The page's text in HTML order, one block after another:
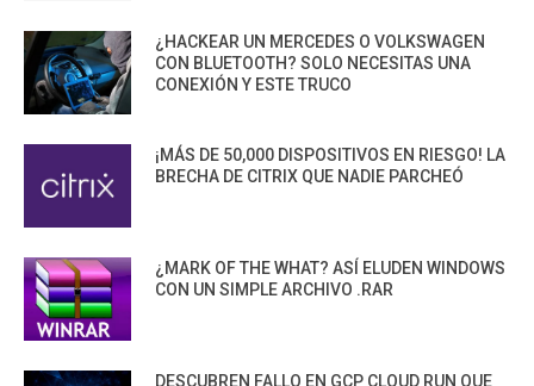
¿HACKEAR UN MERCEDES O VOLKSWAGEN
CON BLUETOOTH? SOLO NECESITAS UNA
CONEXIÓN Y ESTE TRUCO
¡MÁS DE 50,000 DISPOSITIVOS EN RIESGO! LA
BRECHA DE CITRIX QUE NADIE PARCHEÓ
¿MARK OF THE WHAT? ASÍ ELUDEN WINDOWS
CON UN SIMPLE ARCHIVO .RAR
DESCUBREN FALLO EN GCP CLOUD RUN QUE